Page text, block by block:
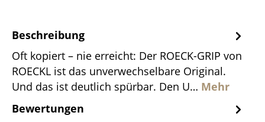
Beschreibung
Oft kopiert – nie erreicht: Der ROECK-GRIP von
ROECKL ist das unverwechselbare Original.
Und das ist deutlich spürbar. Den U… Mehr
Bewertungen